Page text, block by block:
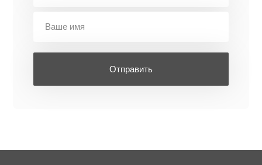
Отправить